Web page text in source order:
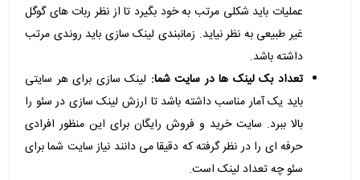
عملیات باید شکلی مرتب به خود بگیرد تا از نظر ربات های گوگل
غیر طبیعی به نظر نیاید. زمانبندی لینک سازی باید روندی مرتب
داشته باشد.
تعداد بک لینک ها در سایت شما: لینک سازی برای هر سایتی
باید یک آمار مناسب داشته باشد تا ارزش لینک سازی در سئو را
بالا ببرد. سایت خرید و فروش رایگان برای این منظور افرادی
حرفه ای را در نظر گرفته که دقیقا می دانند نیاز سایت شما برای
سئو چه تعداد لینک است.